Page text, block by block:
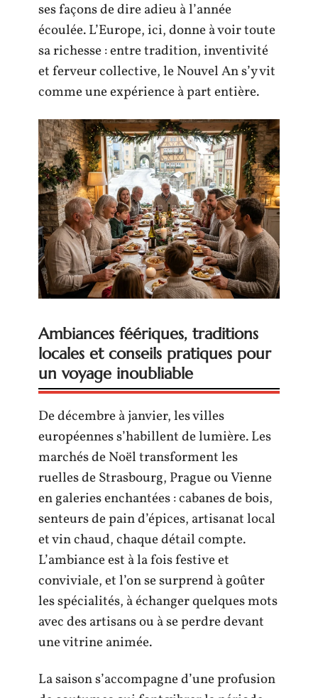
ses façons de dire adieu à l’année
écoulée. L’Europe, ici, donne à voir toute
sa richesse : entre tradition, inventivité
et ferveur collective, le Nouvel An s’y vit
comme une expérience à part entière.
Ambiances féériques, traditions
locales et conseils pratiques pour
un voyage inoubliable
De décembre à janvier, les villes
européennes s’habillent de lumière. Les
marchés de Noël transforment les
ruelles de Strasbourg, Prague ou Vienne
en galeries enchantées : cabanes de bois,
senteurs de pain d’épices, artisanat local
et vin chaud, chaque détail compte.
L’ambiance est à la fois festive et
conviviale, et l’on se surprend à goûter
les spécialités, à échanger quelques mots
avec des artisans ou à se perdre devant
une vitrine animée.
La saison s’accompagne d’une profusion